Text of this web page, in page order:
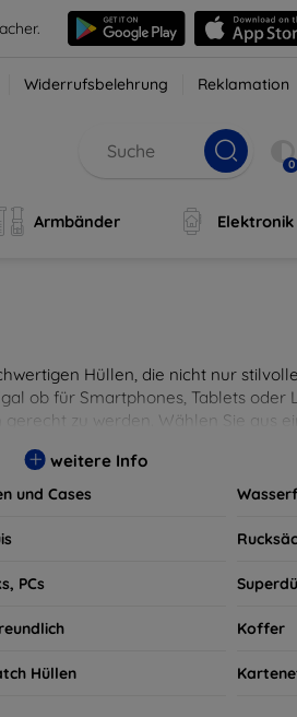
Widerrufsbelehrung Reklamation
0
Armbänder Elektronik
Hüllen, die nicht nur
ob für Smartphones, Tablets oder
zu werden. Wählen Sie aus
weitere Info
und Cases
PCs
Koffer
Hüllen